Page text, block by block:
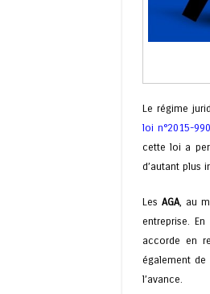
Le régime
loi n°2015-
cette loi a
d’autant plus
LesAGA, au
entreprise.
accorde en
également de
l’avance.